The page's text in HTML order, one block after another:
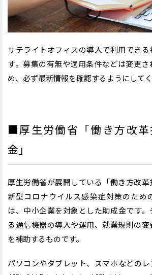
サテライトオフィスの導入で利用でき
す。募集の有無や適用条件などは変更
め、必ず最新情報を確認するようにしてく
■厚生労働省「働き方改革
金」
厚生労働省が展開している「働き方改
新型コロナウイルス感染症対策のため
は、中小企業を対象とした助成金です
る通信機器の導入や運用、就業規則の
を補助するものです。
パソコンやタブレット、スマホなどの